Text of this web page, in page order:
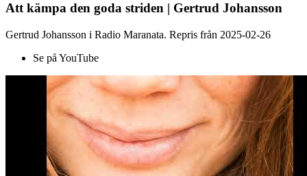
Att kämpa den goda striden | Gertrud Johansson
Gertrud Johansson i Radio Maranata. Repris från 2025-02-26
Se på YouTube